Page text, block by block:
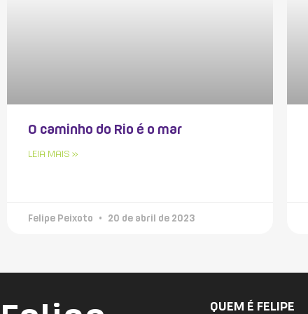
O caminho do Rio é o mar
LEIA MAIS »
Felipe Peixoto 20 de abril de 2023
QUEM É FELIPE